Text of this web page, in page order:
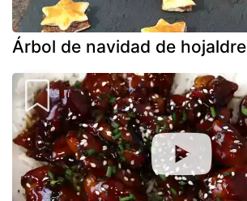
Árbol de navidad de hojaldre